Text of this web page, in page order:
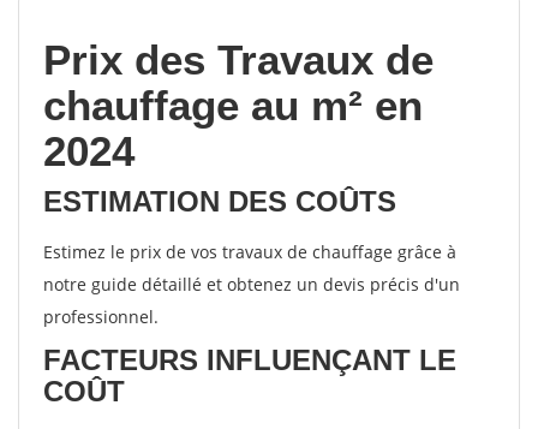
Prix des Travaux de
chauffage au m² en
2024
ESTIMATION DES COÛTS
Estimez le prix de vos travaux de chauffage grâce à
notre guide détaillé et obtenez un devis précis d'un
professionnel.
FACTEURS INFLUENÇANT LE
COÛT